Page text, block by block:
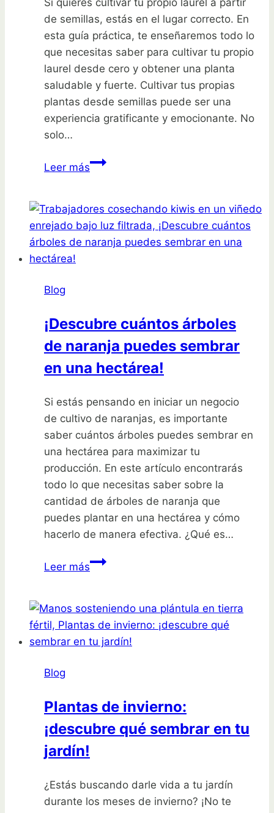
Si quieres cultivar tu propio laurel a partir
de semillas, estás en el lugar correcto. En
esta guía práctica, te enseñaremos todo lo
que necesitas saber para cultivar tu propio
laurel desde cero y obtener una planta
saludable y fuerte. Cultivar tus propias
plantas desde semillas puede ser una
experiencia gratificante y emocionante. No
solo…
Leer másSiembra
laurel:
guía
práctica
Blog
¡Descubre cuántos árboles
de naranja puedes sembrar
en una hectárea!
Si estás pensando en iniciar un negocio
de cultivo de naranjas, es importante
saber cuántos árboles puedes sembrar en
una hectárea para maximizar tu
producción. En este artículo encontrarás
todo lo que necesitas saber sobre la
cantidad de árboles de naranja que
puedes plantar en una hectárea y cómo
hacerlo de manera efectiva. ¿Qué es…
Leer más¡Descubre
de
naranja
puedes
hectárea!
Blog
Plantas de invierno:
¡descubre qué sembrar en tu
jardín!
¿Estás buscando darle vida a tu jardín
durante los meses de invierno? ¡No te